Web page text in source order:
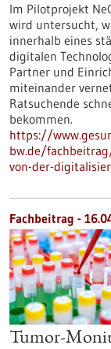
Im Pilotprojekt
wird untersucht,
innerhalb eines
digitalen
Partner und
miteinander
Ratsuchende
bekommen.
https://
bw.de/
von-der-
Fachbeitrag -
Tumor-